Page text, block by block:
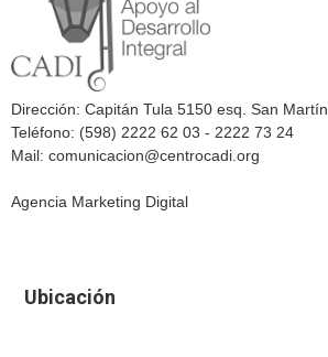
Dirección: Capitán Tula 5150 esq. San Martín
Teléfono: (598) 2222 62 03 - 2222 73 24
Mail: comunicacion@centrocadi.org
Agencia Marketing Digital
Ubicación